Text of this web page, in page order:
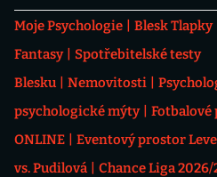
Moje Psychologie Blesk Tlapky
Fantasy
Spotřebitelské testy
Blesku
Nemovitosti
psychologické mýty
Fotbalové
ONLINE
Eventový prostor
vs. Pudilová
Chance Liga 2026/